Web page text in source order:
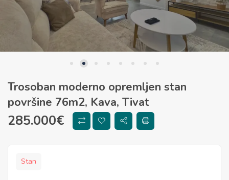
Trosoban moderno opremljen stan
površine 76m2, Kava, Tivat
285.000€
Stan